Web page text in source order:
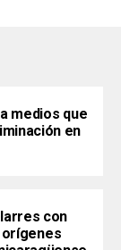
medios que
en
con